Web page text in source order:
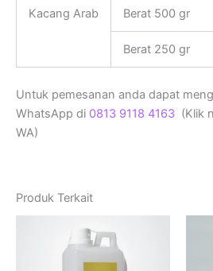
Kacang Arab Berat 500 gr
Berat 250 gr
Untuk pemesanan anda dapat
WhatsApp di 0813 9118 4163 (Klik
WA)
Produk Terkait